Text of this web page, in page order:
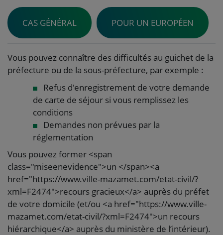
CAS GÉNÉRAL POUR UN EUROPÉEN
Vous pouvez connaître des difficultés au guichet de la
préfecture ou de la sous-préfecture, par exemple :
Refus d'enregistrement de votre demande
de carte de séjour si vous remplissez les
conditions
Demandes non prévues par la
réglementation
Vous pouvez former <span
class="miseenevidence">un </span><a
href="https://www.ville-mazamet.com/etat-civil/?
xml=F2474">recours gracieux</a> auprès du préfet
de votre domicile (et/ou <a href="https://www.ville-
mazamet.com/etat-civil/?xml=F2474">un recours
hiérarchique</a> auprès du ministère de l’intérieur).